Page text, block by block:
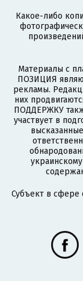
Какое-либо
Материалы с
ПОЗИЦИЯ
рекламы.
них
ПОДДЕРЖКУ
участвует в
Субъект в сфере